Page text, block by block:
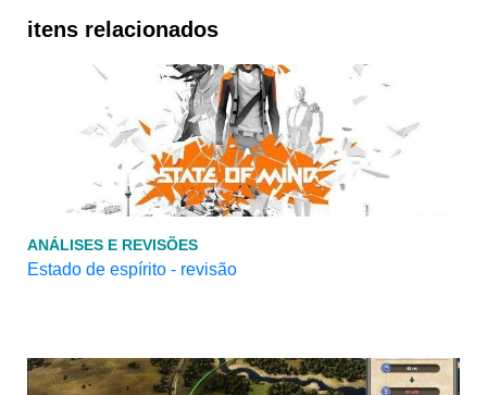
itens relacionados
ANÁLISES E REVISÕES
Estado de espírito - revisão